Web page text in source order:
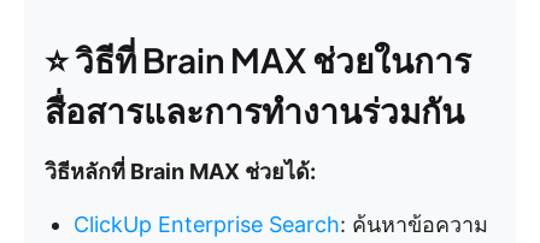
⭐ วิธีที่ Brain MAX ช่วยในการ
สื่อสารและการทำงานร่วมกัน
วิธีหลักที่ Brain MAX ช่วยได้:
ClickUp Enterprise Search: ค้นหาข้อความ